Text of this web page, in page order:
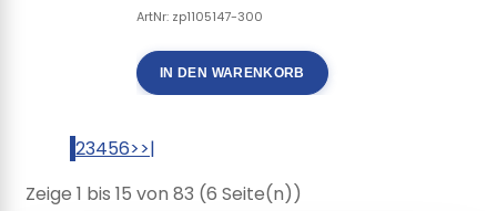
ArtNr: zp1105147-300
IN DEN WARENKORB
23456>>|
Zeige 1 bis 15 von 83 (6 Seite(n))